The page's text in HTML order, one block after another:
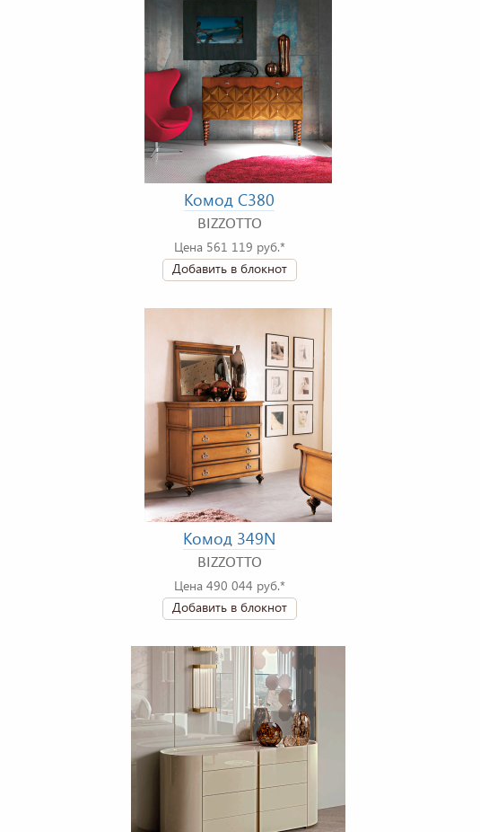
Комод C380
BIZZOTTO
Цена 561 119 руб.*
Добавить в блокнот
Комод 349N
BIZZOTTO
Цена 490 044 руб.*
Добавить в блокнот